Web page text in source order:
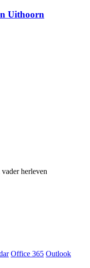
herleven
Office 365 Outlook